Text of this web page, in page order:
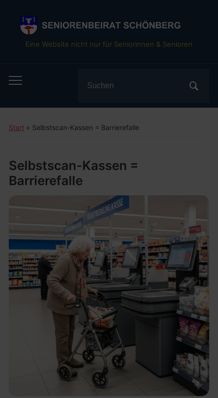
Eine Website nicht nur für Seniorinnen & Senioren
Toggle
menu
for:
Start » Selbstscan-Kassen = Barrierefalle
Selbstscan-Kassen =
Barrierefalle